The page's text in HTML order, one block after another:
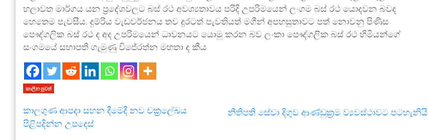
හලාවත මාර්ගය යන ප්‍රදේශවලට බස් රථ අවශ්‍යතාවය පරිදි උපරිමයෙන් ලංගම බස් රථ යොදවන බවද
හෙතෙම පැවසීය. දුම්රිය වැඩවර්ජනය තව දුරටත් පැවතියත් මගීන් අපහසුතාවට පත් නොවනු පිණිස
පෞද්ගලික බස් රථ ද අද උපරිමයෙන් ධාවනයට යොමු කරන බව ලංකා පෞද්ගලික බස් රථ හිමියන්ගේ
සංගමයේ සභාපති ගැමුණු විජේරත්න මහතා ද කීය
කාලීන පුවත්
කාලගුණ ආපදා සහන දීමේදී නව චක්‍රලේඛය
පිළිපදින්න උපදෙස්
නීතිපති සේවා දිගුව ආණ්ඩුක්‍රම ව්‍යවස්ථාවට පටහැනියි